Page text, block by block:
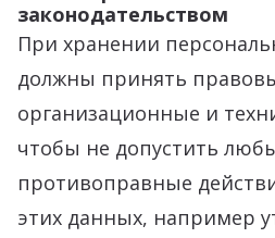
законодательством
При хранении
должны принять
организационные и
чтобы не допустить
противоправные
этих данных, например